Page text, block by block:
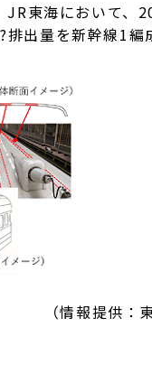
東海において、
出量を新幹線1
（情報提供：